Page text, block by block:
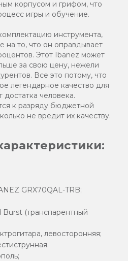
корпусом и грифом, что
игры и обучение.
инструмента,
на то, что он оправдывает
Этот Ibanez может
за свою цену, нежели
Все это потому, что
легендарное качество для
достатка человека.
к разряду бюджетной
не вредит их качеству.
GRX70QAL-TRB;
Burst (транспарентный
левосторонняя;